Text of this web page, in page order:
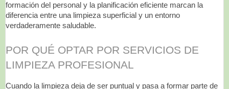
formación del personal y la planificación eficiente marcan la
diferencia entre una limpieza superficial y un entorno
verdaderamente saludable.
POR QUÉ OPTAR POR SERVICIOS DE
LIMPIEZA PROFESIONAL
Cuando la limpieza deja de ser puntual y pasa a formar parte de